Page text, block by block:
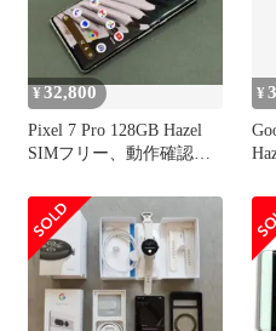
¥32,800
Pixel 7 Pro 128GB Hazel
SIMフリー、動作確認済
¥